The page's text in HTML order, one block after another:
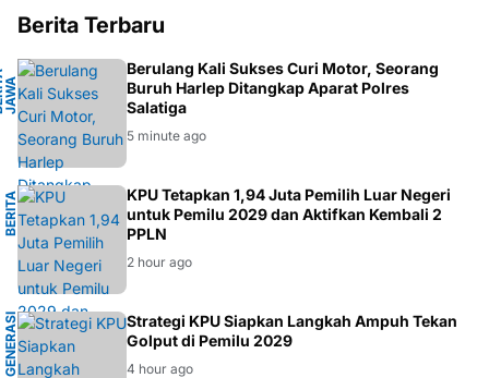
Berita Terbaru
T
A
GH
Berulang Kali Sukses Curi Motor, Seorang
Buruh Harlep Ditangkap Aparat Polres
Salatiga
5 minute ago
B
E
R
I
T
A
P
O
L
I
T
IK
KPU Tetapkan 1,94 Juta Pemilih Luar Negeri
untuk Pemilu 2029 dan Aktifkan Kembali 2
PPLN
2 hour ago
G
E
N
E
R
A
S
I
M
U
DA
Strategi KPU Siapkan Langkah Ampuh Tekan
Golput di Pemilu 2029
4 hour ago